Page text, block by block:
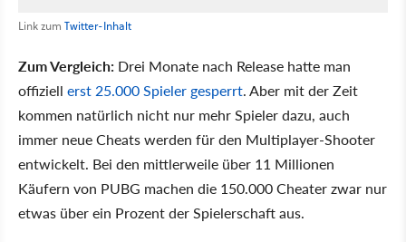
Link zum Twitter-Inhalt
Zum Vergleich: Drei Monate nach Release hatte man
offiziell erst 25.000 Spieler gesperrt. Aber mit der Zeit
kommen natürlich nicht nur mehr Spieler dazu, auch
immer neue Cheats werden für den Multiplayer-Shooter
entwickelt. Bei den mittlerweile über 11 Millionen
Käufern von PUBG machen die 150.000 Cheater zwar nur
etwas über ein Prozent der Spielerschaft aus.